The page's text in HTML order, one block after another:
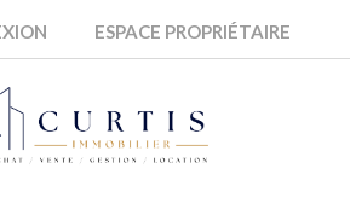
ESPACE PROPRIÉTAIRE